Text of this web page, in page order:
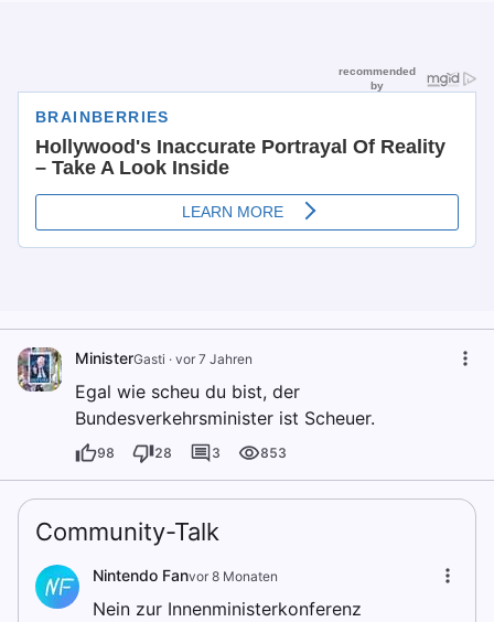
MinisterGasti · vor 7 Jahren
Egal wie scheu du bist, der
Bundesverkehrsminister ist Scheuer.
98 28 3 853
Community-Talk
Nintendo Fanvor 8 Monaten
Nein zur Innenministerkonferenz